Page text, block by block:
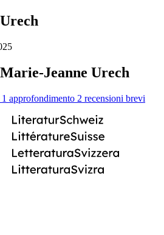
Jeanne Urech
1 approfondimento 2 recensioni brevi